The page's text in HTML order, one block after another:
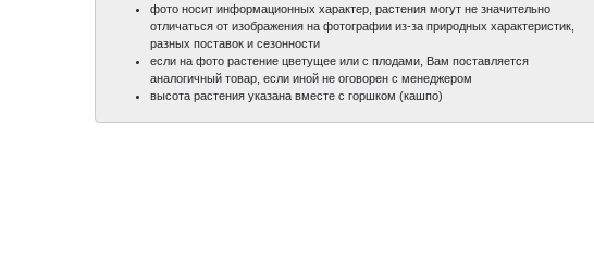
фото носит информационных характер, растения могут не значительно
отличаться от изображения на фотографии из-за природных характеристик,
разных поставок и сезонности
если на фото растение цветущее или с плодами, Вам поставляется
аналогичный товар, если иной не оговорен с менеджером
высота растения указана вместе с горшком (кашпо)